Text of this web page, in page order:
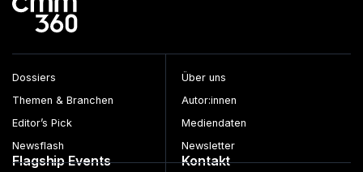
Dossiers
Themen & Branchen
Editor’s Pick
Newsflash
Über uns
Autor:innen
Mediendaten
Newsletter
Flagship Events Kontakt